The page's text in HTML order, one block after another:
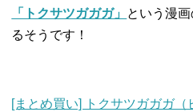
「トクサツガガガ」 という漫
るそうです！
[まとめ買い] トクサツガガガ（